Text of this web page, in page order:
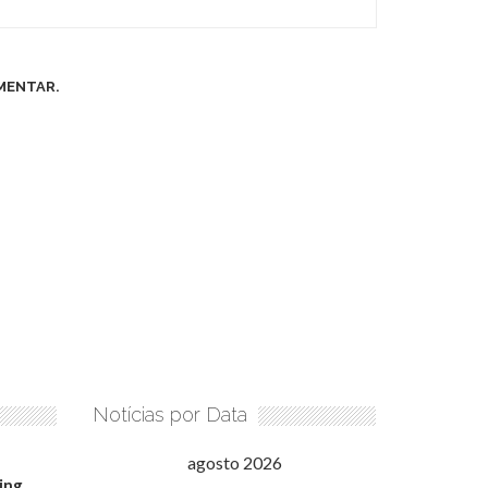
Notícias por Data
agosto 2026